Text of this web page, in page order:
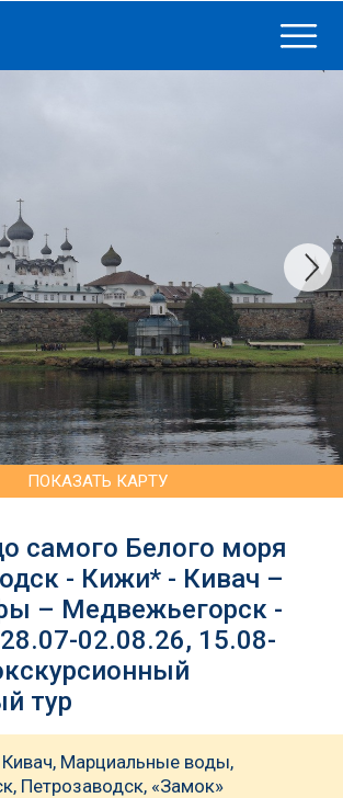
ПОКАЗАТЬ КАРТУ
самого Белого моря
- Кижи* - Кивач –
– Медвежьегорск -
02.08.26, 15.08-
тур
Марциальные воды,
Петрозаводск, «Замок»